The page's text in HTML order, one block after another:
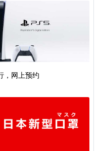
，网上预约